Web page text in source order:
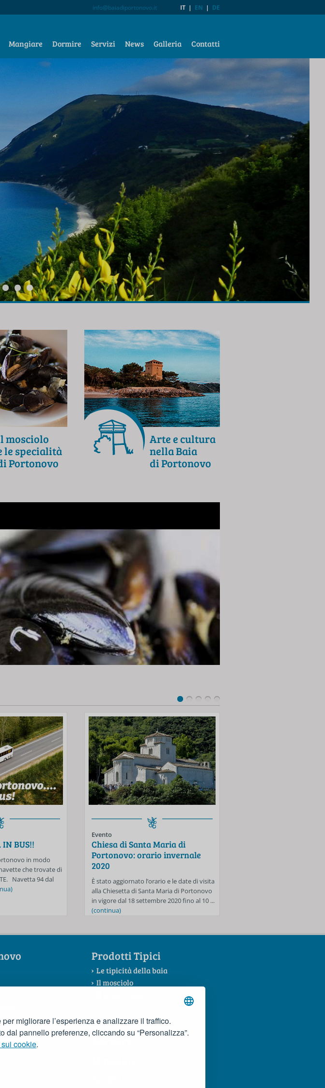
migliorare l’esperienza e analizzare il traffico.
pannello preferenze, cliccando su “Personalizza”.
cookie.
info@baiadiportonovo.it IT | EN | DE
Mangiare Dormire Servizi News Galleria Contatti
mosciolo
le specialità
Portonovo
Arte e cultura
nella Baia
di Portonovo
video devi accettare i cookie Funzionali.
Accetta e riproduci
IN BUS!!
in modo
che trovate di
Navetta 94 dal
Evento
Chiesa di Santa Maria di
Portonovo: orario invernale
2020
È stato aggiornato l’orario e le date di visita
alla Chiesetta di Santa Maria di Portonovo
in vigore dal 18 settembre 2020 fino al 10 ...
(continua)
Prodotti Tipici
Le tipicità della baia
Il mosciolo